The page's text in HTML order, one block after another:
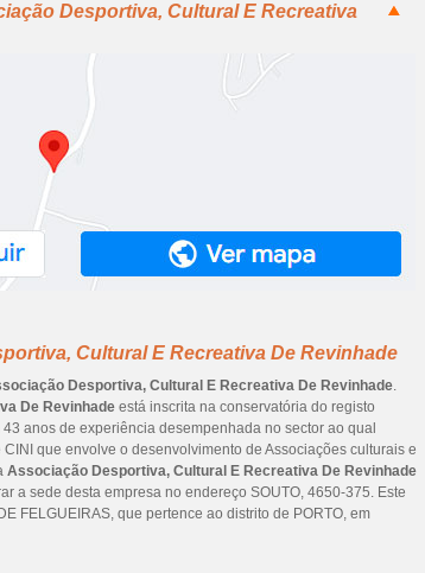
Desportiva, Cultural E Recreativa
Cultural E Recreativa De Revinhade
Desportiva, Cultural E Recreativa De Revinhade.
De Revinhade está inscrita na conservatória do registo
anos de experiência desempenhada no sector ao qual
que envolve o desenvolvimento de Associações culturais e
Associação Desportiva, Cultural E Recreativa De Revinhade
a sede desta empresa no endereço SOUTO, 4650-375. Este
FELGUEIRAS, que pertence ao distrito de PORTO, em